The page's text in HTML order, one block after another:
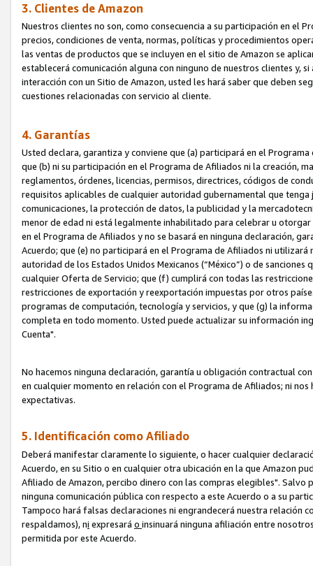
3. Clientes de Amazon
Nuestros clientes no son, como consecuencia a su participación en el
precios, condiciones de venta, normas, políticas y procedimientos
las ventas de productos que se incluyen en el sitio de Amazon se
establecerá comunicación alguna con ninguno de nuestros clientes y,
interacción con un Sitio de Amazon, usted les hará saber que deben
cuestiones relacionadas con servicio al cliente.
4. Garantías
Usted declara, garantiza y conviene que (a) participará en el
que (b) ni su participación en el Programa de Afiliados ni la creación,
reglamentos, órdenes, licencias, permisos, directrices, códigos de
requisitos aplicables de cualquier autoridad gubernamental que
comunicaciones, la protección de datos, la publicidad y la
menor de edad ni está legalmente inhabilitado para celebrar u
en el Programa de Afiliados y no se basará en ninguna declaración,
Acuerdo; que (e) no participará en el Programa de Afiliados ni
autoridad de los Estados Unidos Mexicanos (“México”) o de
cualquier Oferta de Servicio; que (f) cumplirá con todas las
restricciones de exportación y reexportación impuestas por otros
programas de computación, tecnología y servicios, y que (g) la
completa en todo momento. Usted puede actualizar su información
Cuenta".
No hacemos ninguna declaración, garantía u obligación contractual
en cualquier momento en relación con el Programa de Afiliados; ni
expectativas.
5. Identificación como Afiliado
Deberá manifestar claramente lo siguiente, o hacer cualquier
Acuerdo, en su Sitio o en cualquier otra ubicación en la que Amazon
Afiliado de Amazon, percibo dinero con las compras elegibles". Salvo
ninguna comunicación pública con respecto a este Acuerdo o a su
Tampoco hará falsas declaraciones ni engrandecerá nuestra relación
respaldamos), ni expresará o insinuará ninguna afiliación entre
permitida por este Acuerdo.